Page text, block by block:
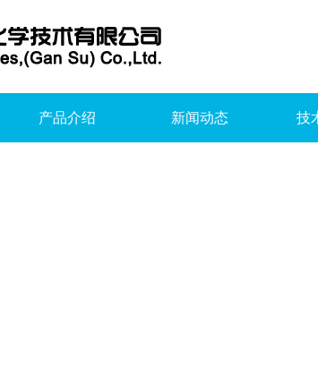
产品介绍 新闻动态 技